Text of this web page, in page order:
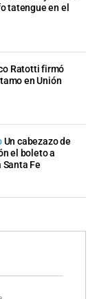
tatengue en el
Ratotti firmó
en Unión
Un cabezazo de
el boleto a
Fe